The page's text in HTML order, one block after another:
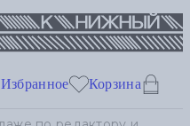
Избранное Корзина